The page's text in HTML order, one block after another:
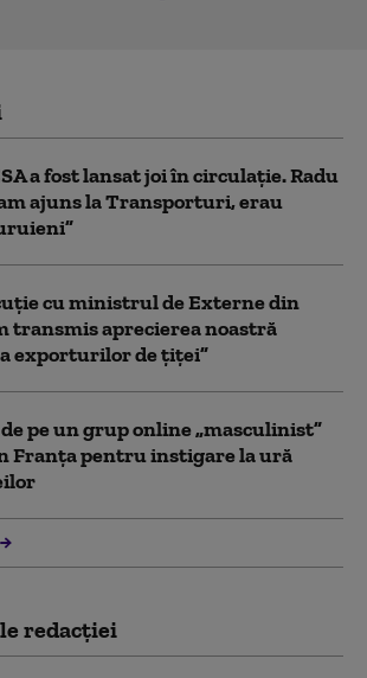
a fost lansat joi în circulație. Radu
ajuns la Transporturi, erau
cu ministrul de Externe din
transmis aprecierea noastră
exporturilor de țiței”
pe un grup online „masculinist”
Franța pentru instigare la ură
redacţiei